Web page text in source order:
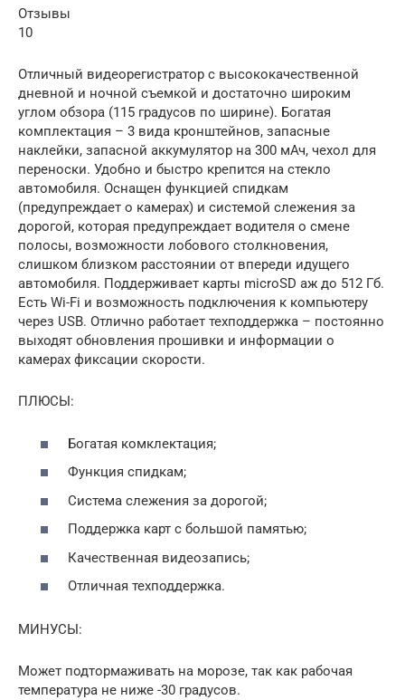
Отзывы
10
Отличный видеорегистратор с высококачественной
дневной и ночной съемкой и достаточно широким
углом обзора (115 градусов по ширине). Богатая
комплектация – 3 вида кронштейнов, запасные
наклейки, запасной аккумулятор на 300 мАч, чехол для
переноски. Удобно и быстро крепится на стекло
автомобиля. Оснащен функцией спидкам
(предупреждает о камерах) и системой слежения за
дорогой, которая предупреждает водителя о смене
полосы, возможности лобового столкновения,
слишком близком расстоянии от впереди идущего
автомобиля. Поддерживает карты microSD аж до 512 Гб.
Есть Wi-Fi и возможность подключения к компьютеру
через USB. Отлично работает техподдержка – постоянно
выходят обновления прошивки и информации о
камерах фиксации скорости.
ПЛЮСЫ:
Богатая комклектация;
Функция спидкам;
Система слежения за дорогой;
Поддержка карт с большой памятью;
Качественная видеозапись;
Отличная техподдержка.
МИНУСЫ:
Может подтормаживать на морозе, так как рабочая
температура не ниже -30 градусов.